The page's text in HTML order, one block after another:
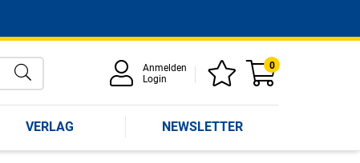
Anmelden
Login
0
VERLAG NEWSLETTER